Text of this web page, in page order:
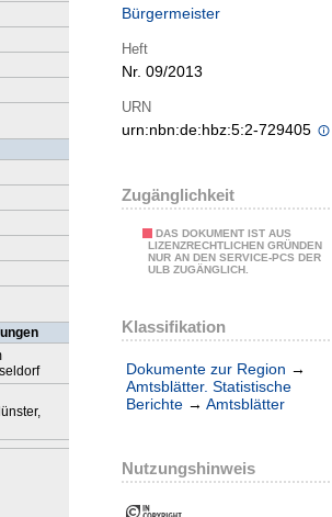
Bürgermeister
Heft
Nr. 09/2013
URN
urn:nbn:de:hbz:5:2-729405
Zugänglichkeit
DAS DOKUMENT IST AUS
LIZENZRECHTLICHEN GRÜNDEN
NUR AN DEN SERVICE-PCS DER
ULB ZUGÄNGLICH.
Klassifikation
Dokumente zur Region →
Amtsblätter. Statistische
Berichte → Amtsblätter
Nutzungshinweis